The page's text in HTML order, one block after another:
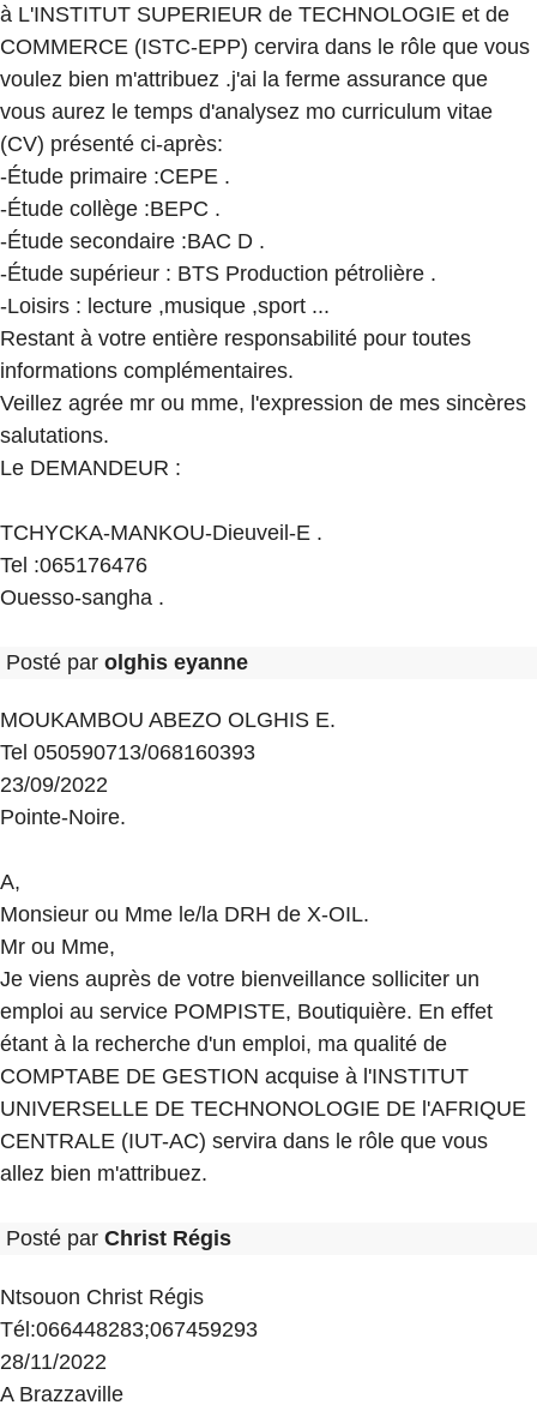
à L'INSTITUT SUPERIEUR de TECHNOLOGIE et de
COMMERCE (ISTC-EPP) cervira dans le rôle que vous
voulez bien m'attribuez .j'ai la ferme assurance que
vous aurez le temps d'analysez mo curriculum vitae
(CV) présenté ci-après:
-Étude primaire :CEPE .
-Étude collège :BEPC .
-Étude secondaire :BAC D .
-Étude supérieur : BTS Production pétrolière .
-Loisirs : lecture ,musique ,sport ...
Restant à votre entière responsabilité pour toutes
informations complémentaires.
Veillez agrée mr ou mme, l'expression de mes sincères
salutations.
Le DEMANDEUR :
TCHYCKA-MANKOU-Dieuveil-E .
Tel :065176476
Ouesso-sangha .
Posté par olghis eyanne
MOUKAMBOU ABEZO OLGHIS E.
Tel 050590713/068160393
23/09/2022
Pointe-Noire.
A,
Monsieur ou Mme le/la DRH de X-OIL.
Mr ou Mme,
Je viens auprès de votre bienveillance solliciter un
emploi au service POMPISTE, Boutiquière. En effet
étant à la recherche d'un emploi, ma qualité de
COMPTABE DE GESTION acquise à l'INSTITUT
UNIVERSELLE DE TECHNONOLOGIE DE l'AFRIQUE
CENTRALE (IUT-AC) servira dans le rôle que vous
allez bien m'attribuez.
Posté par Christ Régis
Ntsouon Christ Régis
Tél:066448283;067459293
28/11/2022
A Brazzaville